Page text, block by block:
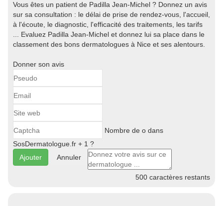
Vous êtes un patient de Padilla Jean-Michel ? Donnez un avis
sur sa consultation : le délai de prise de rendez-vous, l'accueil,
à l'écoute, le diagnostic, l'efficacité des traitements, les tarifs
... Evaluez Padilla Jean-Michel et donnez lui sa place dans le
classement des bons dermatologues à Nice et ses alentours.
Donner son avis
Nombre de o dans
SosDermatologue.fr + 1 ?
Annuler
500 caractères restants